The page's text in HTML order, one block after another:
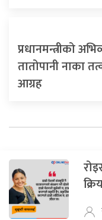
प्रधानमन्त्रीको
तातोपानी नाका
आग्रह